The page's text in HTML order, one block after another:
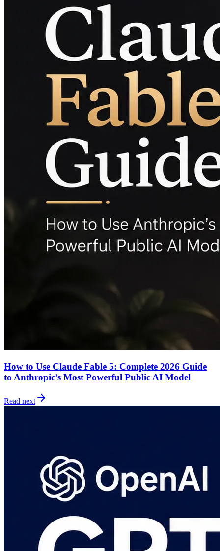
How to Use Claude Fable 5: Complete 2026 Guide
to Anthropic’s Most Powerful Public AI Model
Read next